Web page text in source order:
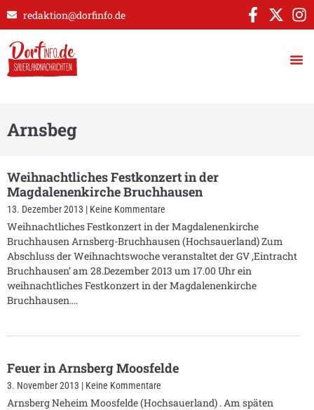
redaktion@dorfinfo.de
Arnsbeg
Weihnachtliches Festkonzert in der
Magdalenenkirche Bruchhausen
13. Dezember 2013 Keine Kommentare
Weihnachtliches Festkonzert in der Magdalenenkirche
Bruchhausen Arnsberg-Bruchhausen (Hochsauerland) Zum
Abschluss der Weihnachtswoche veranstaltet der GV ‚Eintracht
Bruchhausen’ am 28.Dezember 2013 um 17.00 Uhr ein
weihnachtliches Festkonzert in der Magdalenenkirche
Bruchhausen.
Feuer in Arnsberg Moosfelde
3. November 2013 Keine Kommentare
Arnsberg Neheim Moosfelde (Hochsauerland) . Am späten